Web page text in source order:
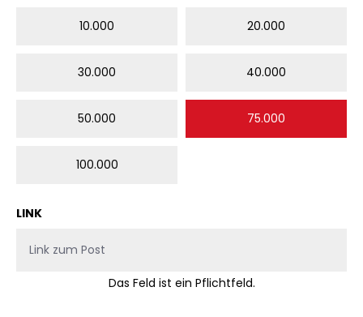
10.000 20.000
30.000 40.000
50.000 75.000
100.000
LINK
Das Feld ist ein Pflichtfeld.